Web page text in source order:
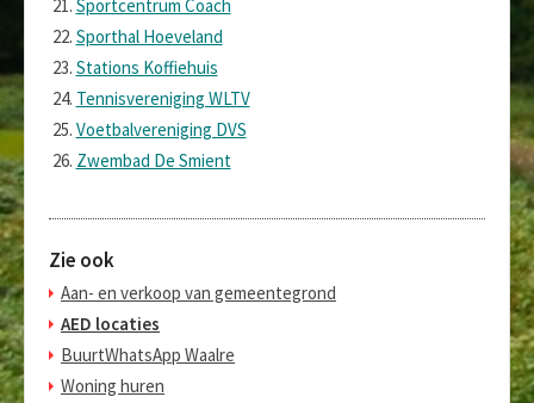
Sportcentrum Coach
Sporthal Hoeveland
Stations Koffiehuis
Tennisvereniging WLTV
Voetbalvereniging DVS
Zwembad De Smient
Zie ook
Aan- en verkoop van gemeentegrond
AED locaties
BuurtWhatsApp Waalre
Woning huren